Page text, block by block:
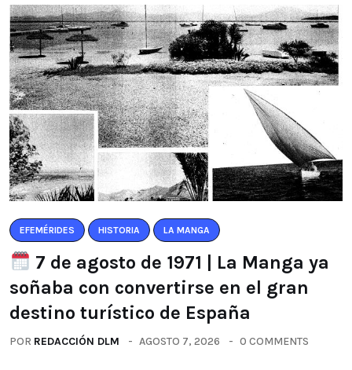
EFEMÉRIDES HISTORIA LA MANGA
7 de agosto de 1971 | La Manga ya
soñaba con convertirse en el gran
destino turístico de España
POR REDACCIÓN DLM AGOSTO 7, 2026 0 COMMENTS